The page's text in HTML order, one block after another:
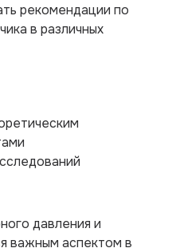
рекомендации по
в различных
давления и
важным аспектом в